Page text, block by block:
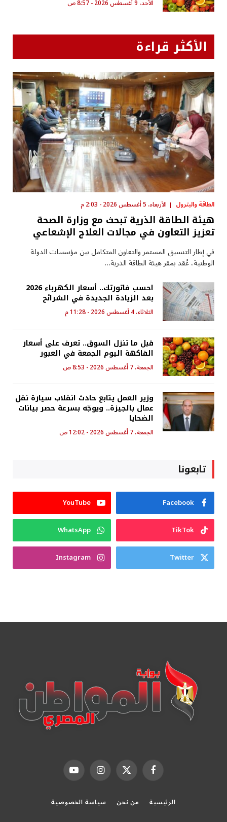
الأحد، 9 أغسطس 2026 - 8:57 ص
الأكثر قراءة
الطاقة والبترول الأربعاء، 5 أغسطس 2026 - 2:03 م
هيئة الطاقة الذرية تبحث مع وزارة الصحة
تعزيز التعاون في مجالات العلاج الإشعاعي
في إطار التنسيق المستمر والتعاون المتكامل بين مؤسسات الدولة
الوطنية، عُقد بمقر هيئة الطاقة الذرية…
احسب فاتورتك.. أسعار الكهرباء 2026
بعد الزيادة الجديدة في الشرائح
الثلاثاء، 4 أغسطس 2026 - 11:28 م
قبل ما تنزل السوق.. تعرف على أسعار
الفاكهة اليوم الجمعة في العبور
الجمعة، 7 أغسطس 2026 - 8:53 ص
وزير العمل يتابع حادث انقلاب سيارة نقل
عمال بالجيزة.. ويوجّه بسرعة حصر بيانات
الضحايا
الجمعة، 7 أغسطس 2026 - 12:02 ص
تابعونا
Facebook
YouTube
TikTok
WhatsApp
Twitter
Instagram
فيسبوك X الانستغراميوتيوب
الرئيسية من نحن سياسة الخصوصية